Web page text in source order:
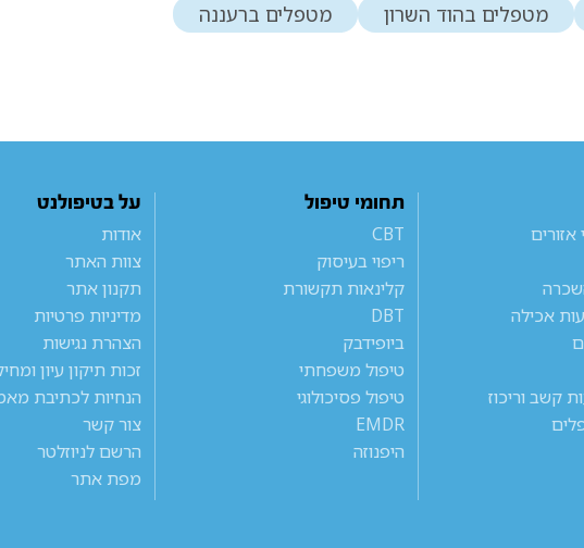
מטפלים בהוד השרון מטפלים ברעננה
אכילה
קשב וריכוז
תחומי טיפול
CBT
ריפוי בעיסוק
קלינאות תקשורת
DBT
ביופידבק
טיפול משפחתי
טיפול פסיכולוגי
EMDR
היפנוזה
על בטיפולנט
אודות
צוות האתר
תקנון אתר
מדיניות פרטיות
הצהרת נגישות
זכות תיקון עיון
הנחיות לכתיבת
צור קשר
הרשם לניוזלטר
מפת אתר